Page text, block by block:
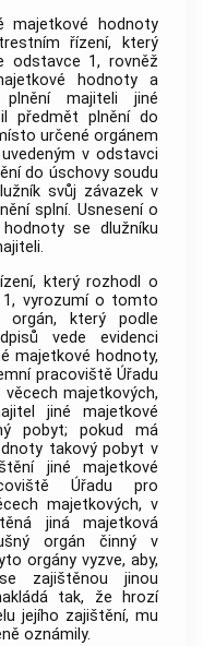
majetkové hodnoty
řízení, který
odstavce 1, rovněž
hodnoty a
majiteli jiné
předmět plnění do
určené orgánem
v odstavci
do úschovy soudu
svůj závazek v
splní. Usnesení o
se dlužníku
který rozhodl o
vyrozumí o tomto
orgán, který podle
vede evidenci
majetkové hodnoty,
pracoviště Úřadu
majetkových,
jiné majetkové
pobyt; pokud má
takový pobyt v
jiné majetkové
Úřadu pro
majetkových, v
jiná majetková
orgán činný v
orgány vyzve, aby,
zajištěnou jinou
tak, že hrozí
jejího zajištění, mu
oznámily.